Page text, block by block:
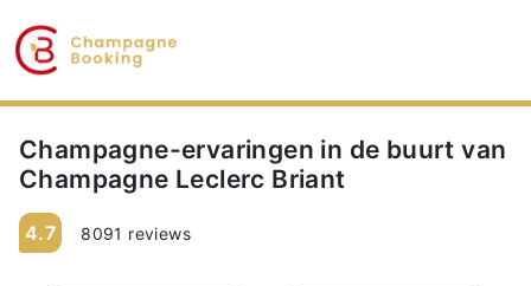
Champagne-ervaringen in de buurt van
Champagne Leclerc Briant
4.7 8091 reviews